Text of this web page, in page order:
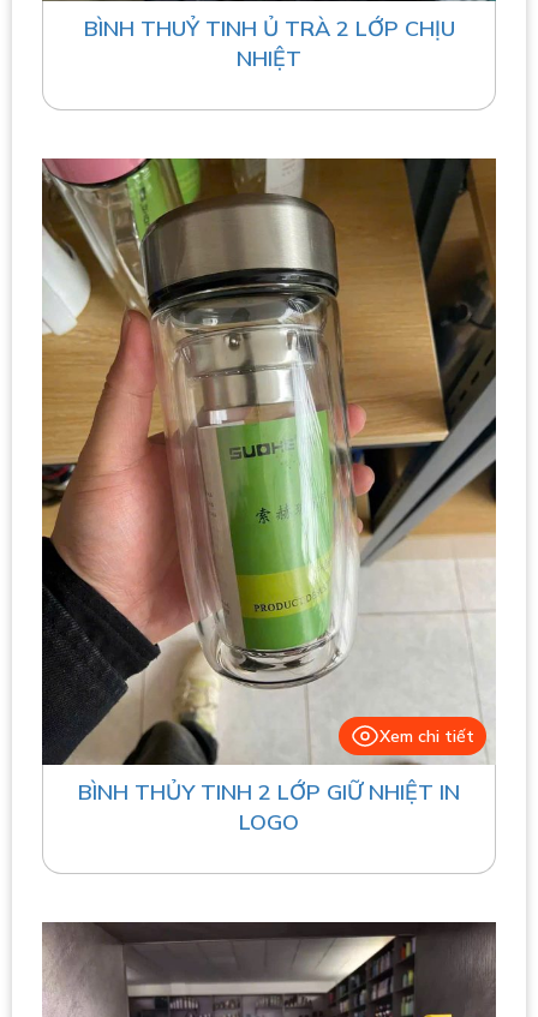
BÌNH THUỶ TINH Ủ TRÀ 2 LỚP CHỊU
NHIỆT
Xem chi tiết
BÌNH THỦY TINH 2 LỚP GIỮ NHIỆT IN
LOGO